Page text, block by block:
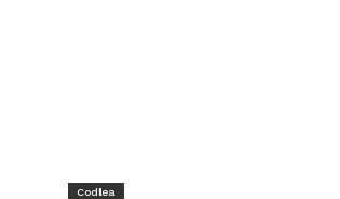
Codlea